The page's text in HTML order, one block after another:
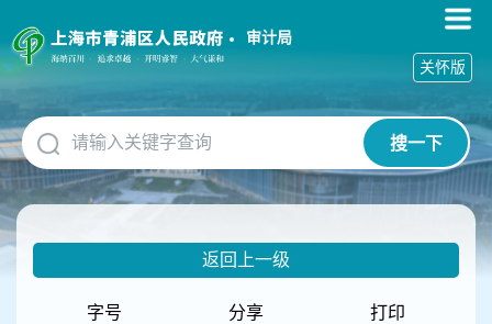
障
碍
作
说
明
跳
到
网
审计局
搜一下
关怀版
返回上一级
字号
分享 打印